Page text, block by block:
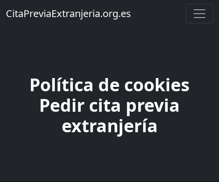
CitaPreviaExtranjeria.org.es
Política de cookies
Pedir cita previa
extranjería